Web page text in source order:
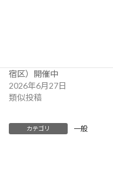
宿区）開催中
2026年6月27日
類似投稿
カテゴリ 一般